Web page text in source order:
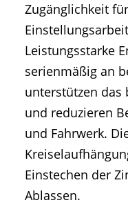
Zugänglichkeit
Leistungsstarke
serienmäßig an
unterstützen das
und reduzieren
und Fahrwerk.
Einstechen der
Ablassen.